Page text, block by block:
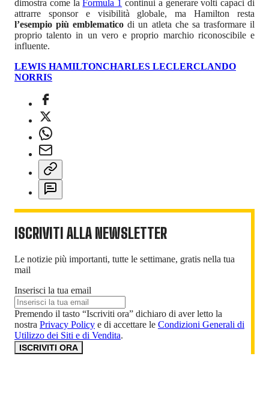
dimostra come laFormula 1 continui a generare volti capaci di
attrarre sponsor e visibilità globale, ma Hamilton resta
l’esempio più emblematico di un atleta che sa trasformare il
proprio talento in un vero e proprio marchio riconoscibile e
influente.
LEWIS HAMILTONCHARLES LECLERCLANDO
NORRIS
ISCRIVITI ALLA NEWSLETTER
Le notizie più importanti, tutte le settimane, gratis nella tua
mail
Inserisci la tua email
Premendo il tasto “Iscriviti ora” dichiaro di aver letto la
nostra Privacy Policy e di accettare le Condizioni Generali di
Utilizzo dei Siti e di Vendita.
ISCRIVITI ORA